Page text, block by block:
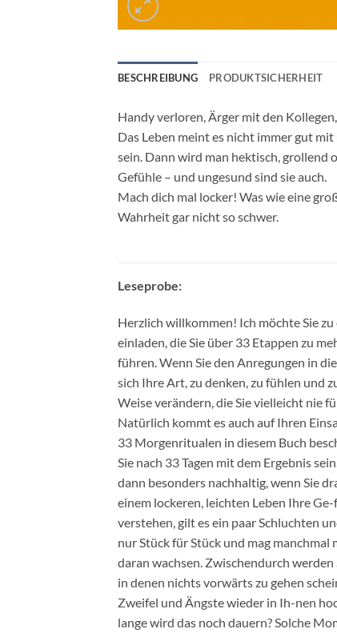
BESCHREIBUNG PRODUKTSICHERHEIT
Handy verloren, Ärger mit den
Das Leben meint es nicht immer gut
sein. Dann wird man hektisch, grollend
Gefühle – und ungesund sind sie auch.
Mach dich mal locker! Was wie eine
Wahrheit gar nicht so schwer.
Leseprobe:
Herzlich willkommen! Ich möchte Sie
einladen, die Sie über 33 Etappen zu
führen. Wenn Sie den Anregungen in
sich Ihre Art, zu denken, zu fühlen und
Weise verändern, die Sie vielleicht nie
Natürlich kommt es auch auf Ihren
33 Morgenritualen in diesem Buch
Sie nach 33 Tagen mit dem Ergebnis
dann besonders nachhaltig, wenn Sie
einem lockeren, leichten Leben Ihre
verstehen, gilt es ein paar Schluchten
nur Stück für Stück und mag manchmal
daran wachsen. Zwischendurch
in denen nichts vorwärts zu gehen
Zweifel und Ängste wieder in Ih-nen
lange wird das noch dauern? Solche